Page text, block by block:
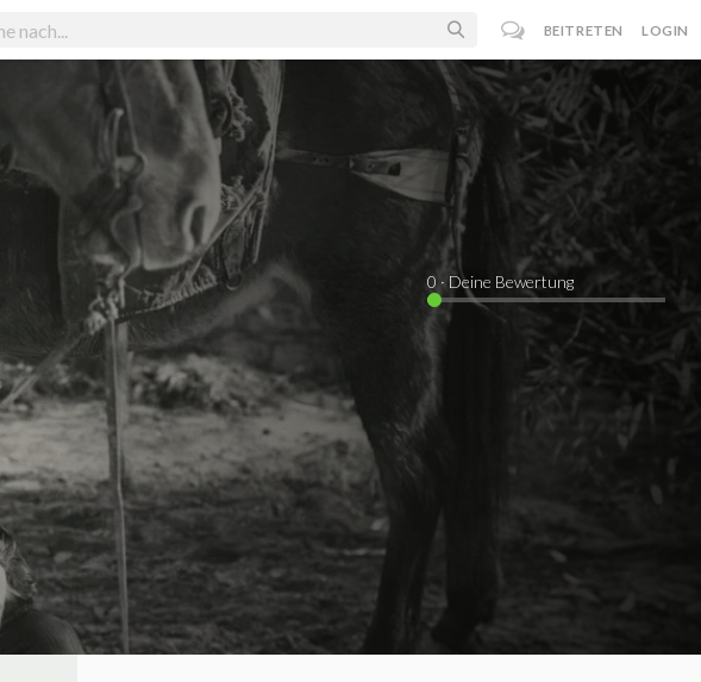
BEITRETEN LOGIN
0 · Deine Bewertung